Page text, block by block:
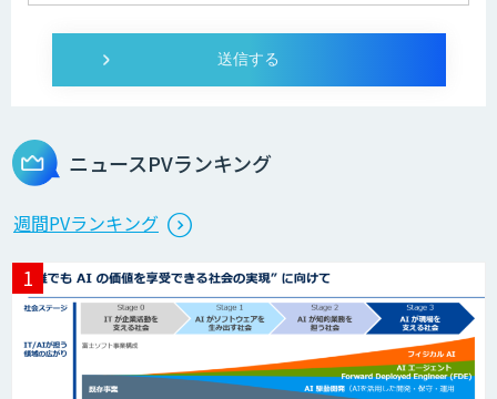
ニュースPVランキング
週間PVランキング